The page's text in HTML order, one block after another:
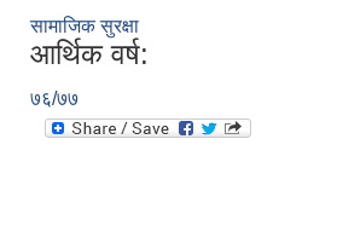
सामाजिक सुरक्षा
आर्थिक वर्ष:
७६/७७